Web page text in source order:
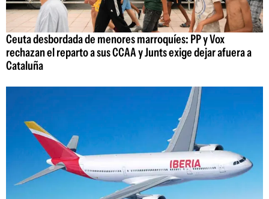
Ceuta desbordada de menores marroquíes: PP y Vox
rechazan el reparto a sus CCAA y Junts exige dejar afuera a
Cataluña